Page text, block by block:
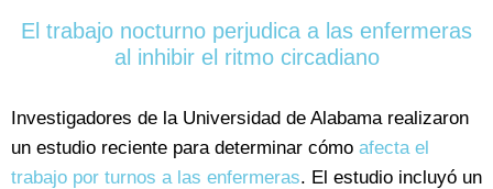
El trabajo nocturno perjudica a las enfermeras
al inhibir el ritmo circadiano
Investigadores de la Universidad de Alabama realizaron
un estudio reciente para determinar cómo afecta el
trabajo por turnos a las enfermeras. El estudio incluyó un